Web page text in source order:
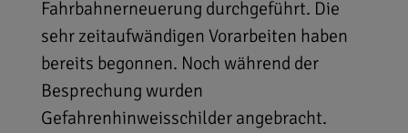
Fahrbahnerneuerung durchgeführt. Die
sehr zeitaufwändigen Vorarbeiten haben
bereits begonnen. Noch während der
Besprechung wurden
Gefahrenhinweisschilder angebracht.